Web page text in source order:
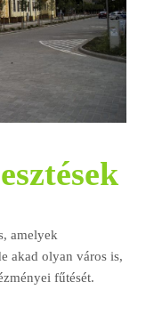
amelyek
akad olyan város is,
fűtését.